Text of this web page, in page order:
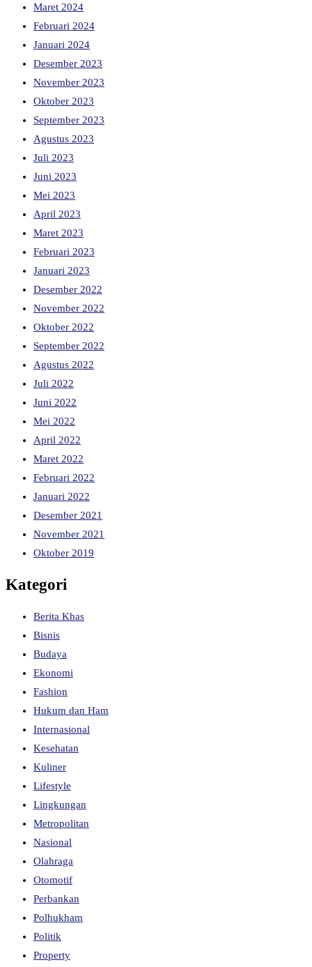
Maret 2024
Februari 2024
Januari 2024
Desember 2023
November 2023
Oktober 2023
September 2023
Agustus 2023
Juli 2023
Juni 2023
Mei 2023
April 2023
Maret 2023
Februari 2023
Januari 2023
Desember 2022
November 2022
Oktober 2022
September 2022
Agustus 2022
Juli 2022
Juni 2022
Mei 2022
April 2022
Maret 2022
Februari 2022
Januari 2022
Desember 2021
November 2021
Oktober 2019
Kategori
Berita Khas
Bisnis
Budaya
Ekonomi
Fashion
Hukum dan Ham
Internasional
Kesehatan
Kuliner
Lifestyle
Lingkungan
Metropolitan
Nasional
Olahraga
Otomotif
Perbankan
Polhukham
Politik
Property